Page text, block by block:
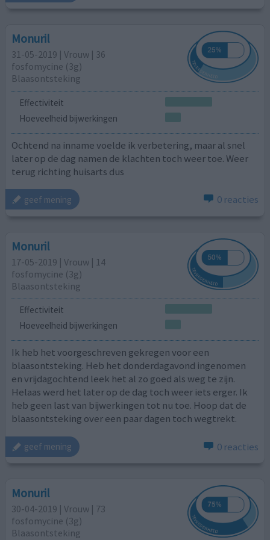
Monuril
31-05-2019 | Vrouw | 36
fosfomycine (3g)
Blaasontsteking
Effectiviteit
Hoeveelheid bijwerkingen
Ochtend na inname voelde ik verbetering, maar al snel
later op de dag namen de klachten toch weer toe. Weer
terug richting huisarts dus
geef mening 0 reacties
Monuril
17-05-2019 | Vrouw | 14
fosfomycine (3g)
Blaasontsteking
Effectiviteit
Hoeveelheid bijwerkingen
Ik heb het voorgeschreven gekregen voor een
blaasontsteking. Heb het donderdagavond ingenomen
en vrijdagochtend leek het al zo goed als weg te zijn.
Helaas werd het later op de dag toch weer iets erger. Ik
heb geen last van bijwerkingen tot nu toe. Hoop dat de
blaasontsteking over een paar dagen toch wegtrekt.
geef mening 0 reacties
Monuril
30-04-2019 | Vrouw | 73
fosfomycine (3g)
Blaasontsteking